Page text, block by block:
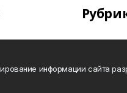
информации сайта